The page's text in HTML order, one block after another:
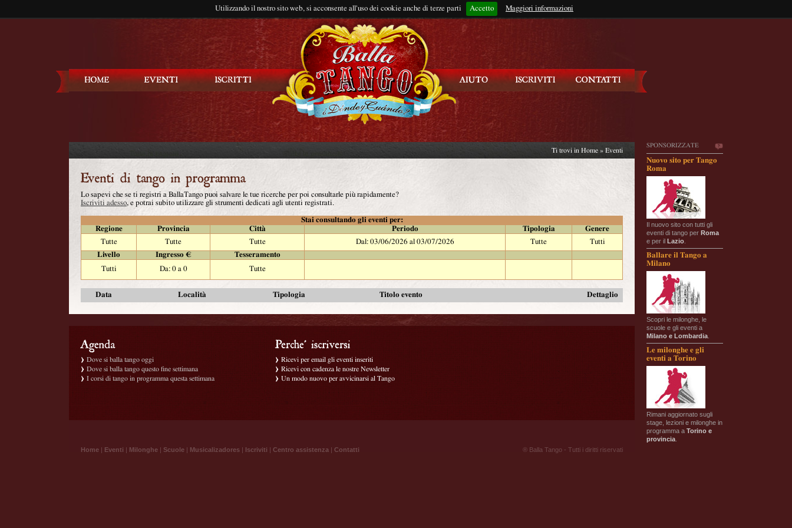
Utilizzando il nostro sito web, si acconsente all'uso dei cookie anche di terze parti Accetto Maggiori informazioni
Rimani connesso?
SPONSORIZZATE
Nuovo sito per Tango
Roma
Il nuovo sito con tutti gli
eventi di tango per Roma
e per il Lazio
Ballare il Tango a
Milano
Scopri le milonghe, le
scuole e gli eventi a
Milano e Lombardia
Le milonghe e gli
eventi a Torino
Rimani aggiornato sugli
stage, lezioni e milonghe in
programma a Torino e
provincia
Ti trovi in Home » Eventi
Lo sapevi che se ti registri a BallaTango puoi salvare le tue ricerche per poi consultarle più rapidamente?
Iscriviti adesso, e potrai subito utilizzare gli strumenti dedicati agli utenti registrati.
Stai consultando gli eventi per:
Regione
Provincia Città Periodo Tipologia
Genere
Tutte
Tutte Tutte Dal: 03/06/2026 al 03/07/2026 Tutte
Tutti
Livello
Ingresso €
Tesseramento
Tutti
Da: 0 a 0 Tutte
Data Località Tipologia Titolo evento Dettaglio
Dove si balla tango oggi
Dove si balla tango questo fine settimana
I corsi di tango in programma questa settimana
Ricevi per email gli eventi inseriti
Ricevi con cadenza le nostre Newsletter
Un modo nuovo per avvicinarsi al Tango
Home | Eventi | Milonghe | Scuole | Musicalizadores | Iscriviti | Centro assistenza | Contatti ® Balla Tango - Tutti i diritti riservati